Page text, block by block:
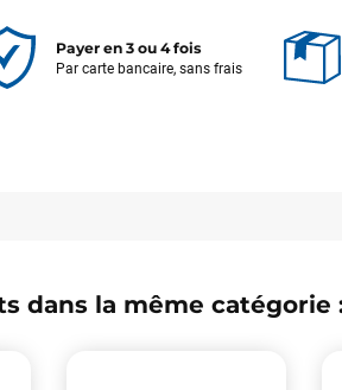
Payer en 3 ou 4 fois
Par carte bancaire, sans frais
dans la même catégorie